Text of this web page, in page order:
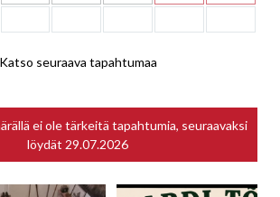
Katso seuraava tapahtumaa
ei ole tärkeitä tapahtumia, seuraavaksi
löydät 29.07.2026